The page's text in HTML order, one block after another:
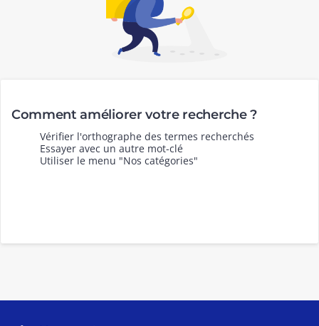
Comment améliorer votre recherche ?
Vérifier l'orthographe des termes recherchés
Essayer avec un autre mot-clé
Utiliser le menu "Nos catégories"